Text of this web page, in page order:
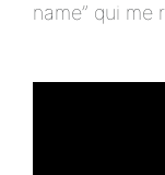
name” qui me